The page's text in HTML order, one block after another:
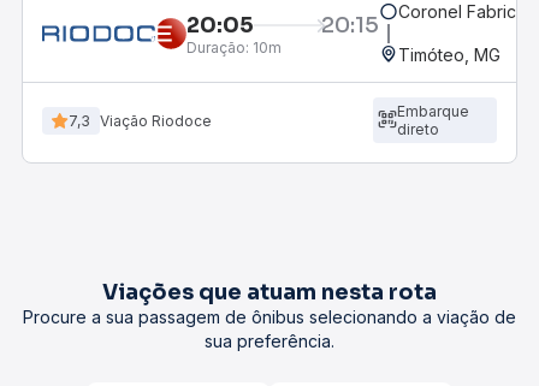
20:05 20:15
Duração: 10m
Coronel
Timóteo, MG
7,3 Viação Riodoce
Embarque
direto
Viações que atuam nesta rota
Procure a sua passagem de ônibus selecionando a viação de
sua preferência.